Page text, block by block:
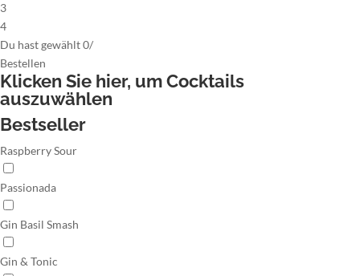
3
4
Du hast gewählt0/
Bestellen
Klicken Sie hier, um Cocktails
auszuwählen
Bestseller
Raspberry Sour
Passionada
Gin Basil Smash
Gin & Tonic